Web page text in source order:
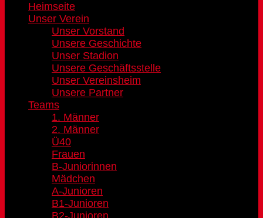
Heimseite
Unser Verein
Unser Vorstand
Unsere Geschichte
Unser Stadion
Unsere Geschäftsstelle
Unser Vereinsheim
Unsere Partner
Teams
1. Männer
2. Männer
Ü40
Frauen
B-Juniorinnen
Mädchen
A-Junioren
B1-Junioren